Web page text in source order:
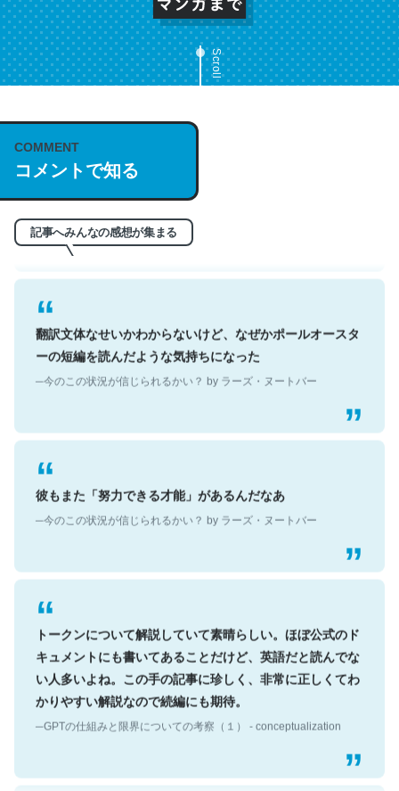
Scroll
COMMENT
コメントで知る
記事へみんなの感想が集まる
これは名文。彼はとてもクレバーなんだろうなと凄く思
う。英語少しでも読める人は原文もお勧め。自分はこの流
翻訳文体なせいかわからないけど、なぜかポールオースタ
ーの短編を読んだような気持ちになった
─今のこの状況が信じられるかい？ by ラーズ・ヌートバー
彼もまた「努力できる才能」があるんだなあ
─今のこの状況が信じられるかい？ by ラーズ・ヌートバー
トークンについて解説していて素晴らしい。ほぼ公式のド
キュメントにも書いてあることだけど、英語だと読んでな
い人多いよね。この手の記事に珍しく、非常に正しくてわ
かりやすい解説なので続編にも期待。
─GPTの仕組みと限界についての考察（１） - conceptualization